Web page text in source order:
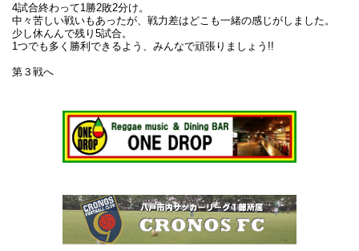
4試合終わって1勝2敗2分け。
中々苦しい戦いもあったが、戦力差はどこも一緒の感じがしました。
少し休んんで残り5試合。
1つでも多く勝利できるよう、みんなで頑張りましょう!!
第３戦へ